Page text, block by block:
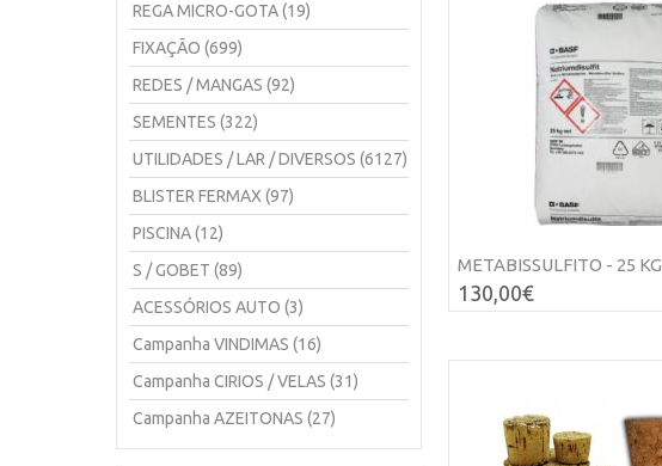
REGA MICRO-GOTA (19)
FIXAÇÃO (699)
REDES / MANGAS (92)
SEMENTES (322)
UTILIDADES / LAR / DIVERSOS (6127)
BLISTER FERMAX (97)
PISCINA (12)
S / GOBET (89)
ACESSÓRIOS AUTO (3)
Campanha VINDIMAS (16)
Campanha CIRIOS / VELAS (31)
Campanha AZEITONAS (27)
METABISSULFITO - 25 KG
130,00€